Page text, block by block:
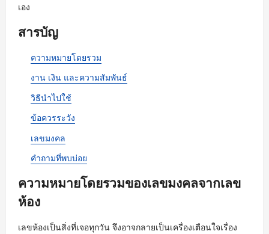
เอง
สารบัญ
ความหมายโดยรวม
งาน เงิน และความสัมพันธ์
วิธีนำไปใช้
ข้อควรระวัง
เลขมงคล
คำถามที่พบบ่อย
ความหมายโดยรวมของเลขมงคลจากเลข
ห้อง
เลขห้องเป็นสิ่งที่เจอทุกวัน จึงอาจกลายเป็นเครื่องเตือนใจเรื่อง